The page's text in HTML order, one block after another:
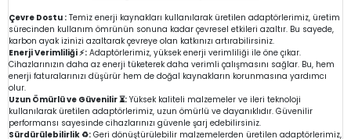
Çevre Dostu : Temiz enerji kaynakları kullanılarak üretilen adaptörlerimiz, üretim
sürecinden kullanım ömrünün sonuna kadar çevresel etkileri azaltır. Bu sayede,
karbon ayak izinizi azaltarak çevreye olan katkınızı artırabilirsiniz.
Enerji Verimliliği ⚡: Adaptörlerimiz, yüksek enerji verimliliği ile öne çıkar.
Cihazlarınızın daha az enerji tüketerek daha verimli çalışmasını sağlar. Bu, hem
enerji faturalarınızı düşürür hem de doğal kaynakların korunmasına yardımcı
olur.
Uzun Ömürlü ve Güvenilir ⏳: Yüksek kaliteli malzemeler ve ileri teknoloji
kullanılarak üretilen adaptörlerimiz, uzun ömürlü ve dayanıklıdır. Güvenilir
performansı sayesinde cihazlarınızı güvenle şarj edebilirsiniz.
Sürdürülebilirlik ♻️: Geri dönüştürülebilir malzemelerden üretilen adaptörlerimiz,